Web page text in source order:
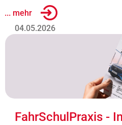
... mehr
04.05.2026
FahrSchulPraxis -